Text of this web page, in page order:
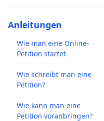
Anleitungen
Wie man eine Online-
Petition startet
Wie schreibt man eine
Petition?
Wie kann man eine
Petition voranbringen?